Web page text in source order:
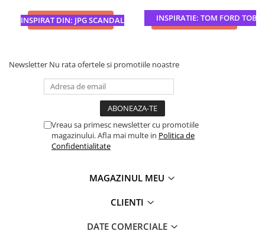
INSPIRAT DIN: JPG SCANDAL
ADAUGA IN COS INSPIRATIE: TOM FORD
ADAUGA IN COS
Newsletter Nu rata ofertele si promotiile noastre
Vreau sa primesc newsletter cu promotiile
magazinului. Afla mai multe in Politica de
Confidentialitate
MAGAZINUL MEU
CLIENTI
DATE COMERCIALE